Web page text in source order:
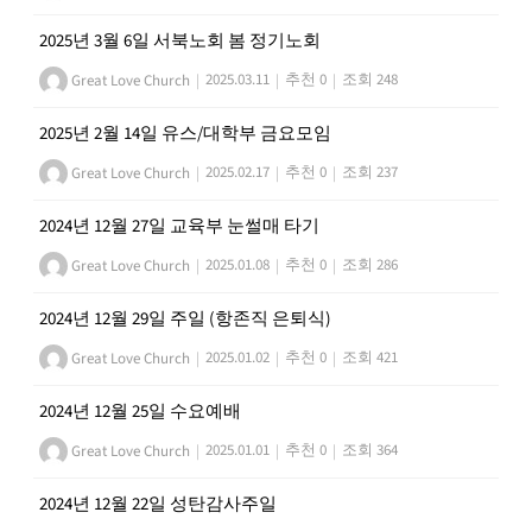
2025년 3월 6일 서북노회 봄 정기노회
Great Love Church | 2025.03.11 | 추천 0 | 조회 248
2025년 2월 14일 유스/대학부 금요모임
Great Love Church | 2025.02.17 | 추천 0 | 조회 237
2024년 12월 27일 교육부 눈썰매 타기
Great Love Church | 2025.01.08 | 추천 0 | 조회 286
2024년 12월 29일 주일 (항존직 은퇴식)
Great Love Church | 2025.01.02 | 추천 0 | 조회 421
2024년 12월 25일 수요예배
Great Love Church | 2025.01.01 | 추천 0 | 조회 364
2024년 12월 22일 성탄감사주일